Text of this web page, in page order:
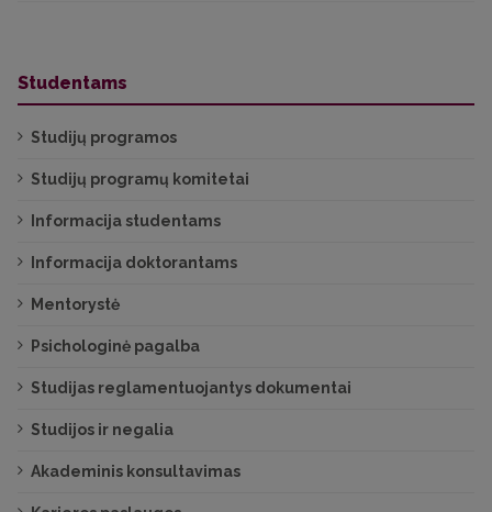
Studentams
Studijų programos
Studijų programų komitetai
Informacija studentams
Informacija doktorantams
Mentorystė
Psichologinė pagalba
Studijas reglamentuojantys dokumentai
Studijos ir negalia
Akademinis konsultavimas